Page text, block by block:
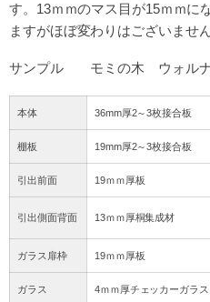
す。13ｍｍのマス目が15ｍｍに
ますがほぼ変わりはございません
サンプル モミの木 ウォルナ
本体 36mm厚2～3枚接合板
棚板 19mm厚2～3枚接合板
引出前面 19ｍｍ厚板
引出側面背面 13ｍｍ厚桐集成材
ガラス扉枠 19ｍｍ厚板
ガラス 4ｍｍ厚チェッカーガラス